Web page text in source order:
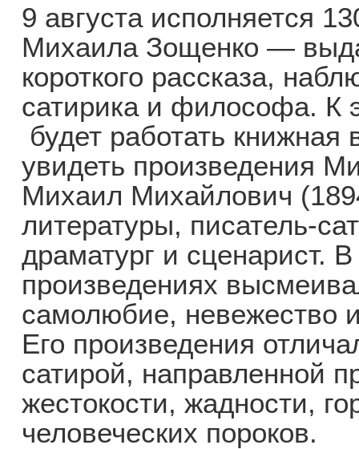
9 августа исполняется
Михаила Зощенко —
короткого рассказа,
сатирика и философа. К
будет работать книжная
увидеть произведения
Михаил Михайлович
литературы, писатель-
драматург и сценарист.
произведениях
самолюбие, невежество
Его произведения
сатирой, направленной
жестокости, жадности,
человеческих пороков.